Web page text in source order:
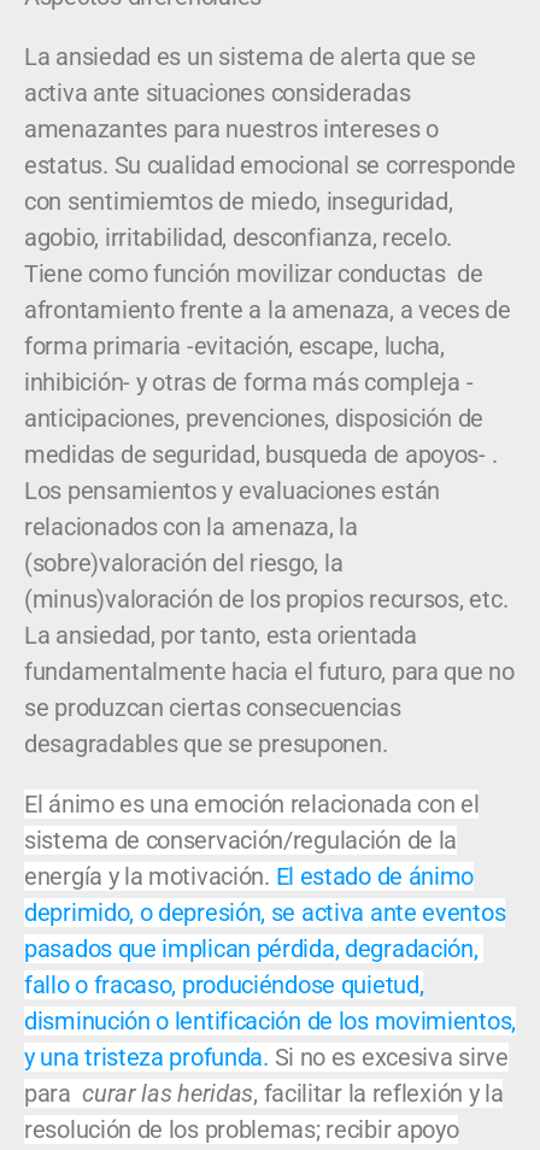
La ansiedad es un sistema de alerta que se
activa ante situaciones consideradas
amenazantes para nuestros intereses o
estatus. Su cualidad emocional se corresponde
con sentimiemtos de miedo, inseguridad,
agobio, irritabilidad, desconfianza, recelo.
Tiene como función movilizar conductas de
afrontamiento frente a la amenaza, a veces de
forma primaria -evitación, escape, lucha,
inhibición- y otras de forma más compleja -
anticipaciones, prevenciones, disposición de
medidas de seguridad, busqueda de apoyos- .
Los pensamientos y evaluaciones están
relacionados con la amenaza, la
(sobre)valoración del riesgo, la
(minus)valoración de los propios recursos, etc.
La ansiedad, por tanto, esta orientada
fundamentalmente hacia el futuro, para que no
se produzcan ciertas consecuencias
desagradables que se presuponen.
El ánimo es una emoción relacionada con el
sistema de conservación/regulación de la
energía y la motivación. El estado de ánimo
deprimido, o depresión, se activa ante eventos
pasados que implican pérdida, degradación,
fallo o fracaso, produciéndose quietud,
disminución o lentificación de los movimientos,
y una tristeza profunda. Si no es excesiva sirve
paracurar las heridas, facilitar la reflexión y la
resolución de los problemas; recibir apoyo